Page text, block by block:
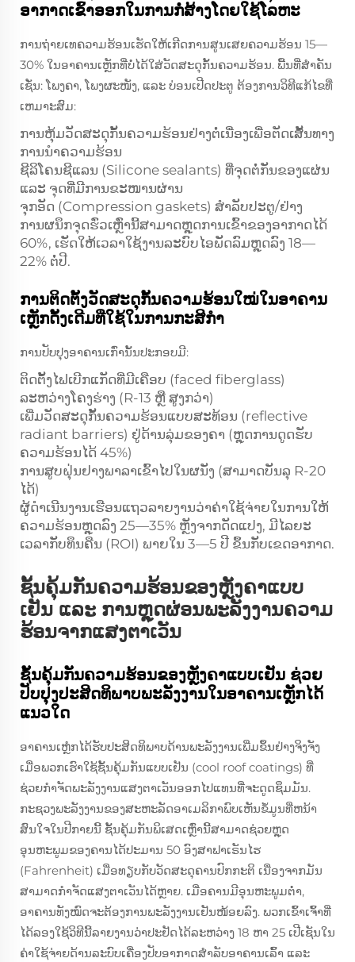
ອາກາດເຂົ້າອອກໃນການກໍ່ສ້າງໂດຍໃຊ້ໂລຫະ
ການຖ່າຍເທຄວາມຮ້ອນເຮັດໃຫ້ເກີດການສູນເສຍຄວາມຮ້ອນ 15—
30% ໃນອາຄານເຫຼັກທີ່ບໍ່ໄດ້ໃສ່ວັດສະດຸກັ້ນຄວາມຮ້ອນ. ພື້ນທີ່ສຳຄັນ
ເຊັ່ນ: ໂພງຄາ, ໂພງຜະໜັງ, ແລະ ບ່ອນເປີດປະຕູ ຕ້ອງການວິທີແກ້ໄຂທີ່
ເຫມາະສົມ:
ການຫຸ້ມວັດສະດຸກັ້ນຄວາມຮ້ອນຢ່າງຕໍ່ເນື່ອງເພື່ອຕັດເສັ້ນທາງ
ການນຳຄວາມຮ້ອນ
ຊີລິໂຄນຊີແລນ (Silicone sealants) ທີ່ຈຸດຕໍ່ກັນຂອງແຜ່ນ
ແລະ ຈຸດທີ່ມີການຂະໜານຜ່ານ
ຈຸກອັດ (Compression gaskets) ສຳລັບປະຕູ/ຢ່າງ
ການຜນຶກຈຸດຮົ່ວເຫຼົ່ານີ້ສາມາດຫຼຸດການເຂົ້າຂອງອາກາດໄດ້
60%, ເຮັດໃຫ້ເວລາໃຊ້ງານລະບົບໄອພັດລົມຫຼຸດລົງ 18—
22% ຕໍ່ປີ.
ການຕິດຕັ້ງວັດສະດຸກັ້ນຄວາມຮ້ອນໃໝ່ໃນອາຄານ
ເຫຼັກດັ້ງເດີມທີ່ໃຊ້ໃນການກະສິກຳ
ການປັບປຸງອາຄານເກົ່ານັ້ນປະກອບມີ:
ຕິດຕັ້ງໄຟເບີກແກັດທີ່ມີເຄືອບ (faced fiberglass)
ລະຫວ່າງໂຄງຮ່າງ (R-13 ຫຼື ສູງກວ່າ)
ເພີ່ມວັດສະດຸກັ້ນຄວາມຮ້ອນແບບສະທ້ອນ (reflective
radiant barriers) ຢູ່ດ້ານລຸ່ມຂອງຄາ (ຫຼຸດການດູດຮັບ
ຄວາມຮ້ອນໄດ້ 45%)
ການສູບຝຸ່ນຢາງພາລາເຂົ້າໄປໃນຜນັງ (ສາມາດບັນລຸ R-20
ໄດ້)
ຜູ້ດຳເນີນງານເຮືອນແຖວລາຍງານວ່າຄ່າໃຊ້ຈ່າຍໃນການໃຫ້
ຄວາມຮ້ອນຫຼຸດລົງ 25—35% ຫຼັງຈາກດັດແປງ, ມີໄລຍະ
ເວລາກັບທຶນຄືນ (ROI) ພາຍໃນ 3—5 ປີ ຂຶ້ນກັບເຂດອາກາດ.
ຊັ້ນຄຸ້ມກັນຄວາມຮ້ອນຂອງຫຼັງຄາແບບ
ເຢັນ ແລະ ການຫຼຸດຜ່ອນພະລັງງານຄວາມ
ຮ້ອນຈາກແສງຕາເວັນ
ຊັ້ນຄຸ້ມກັນຄວາມຮ້ອນຂອງຫຼັງຄາແບບເຢັນ ຊ່ວຍ
ປັບປຸງປະສິດທິພາບພະລັງງານໃນອາຄານເຫຼັກໄດ້
ແນວໃດ
ອາຄານເຫຼໍກໄດ້ຮັບປະສິດທິພາບດ້ານພະລັງງານເພີ່ມຂຶ້ນຢ່າງຈິງຈັງ
ເມື່ອພວກເຮົາໃຊ້ຊັ້ນຄຸ້ມກັນແບບເຢັນ (cool roof coatings) ທີ່
ຊ່ວຍກຳຈັດພະລັງງານແສງຕາເວັນອອກໄປແທນທີ່ຈະດູດຊຶມມັນ.
ກະຊວງພະລັງງານຂອງສະຫະລັດອາເມລິກາພົບເຫັນຂໍ້ມູນທີ່ຫນ້າ
ສົນໃຈໃນປີກາຍນີ້ ຊັ້ນຄຸ້ມກັນພິເສດເຫຼົ່ານີ້ສາມາດຊ່ວຍຫຼຸດ
ອຸນຫະພູມຂອງຄານໄດ້ປະມານ 50 ອົງສາຟາເຣັນໄຮ
(Fahrenheit) ເມື່ອທຽບກັບວັດສະດຸຄານປົກກະຕິ ເນື່ອງຈາກມັນ
ສາມາດກຳຈັດແສງຕາເວັນໄດ້ຫຼາຍ. ເມື່ອຄານມີອຸນຫະພູມຕ່ຳ,
ອາຄານທັງໝົດຈະຕ້ອງການພະລັງງານເຢັນໜ້ອຍລົງ. ພວກເຂົ້າເຈົ້າທີ່
ໄດ້ລອງໃຊ້ວິທີນີ້ລາຍງານວ່າປະຢັດໄດ້ລະຫວ່າງ 18 ຫາ 25 ເປີເຊັນໃນ
ຄ່າໃຊ້ຈ່າຍດ້ານລະບົບເຄື່ອງປັບອາກາດສຳລັບອາຄານເລົ້າ ແລະ